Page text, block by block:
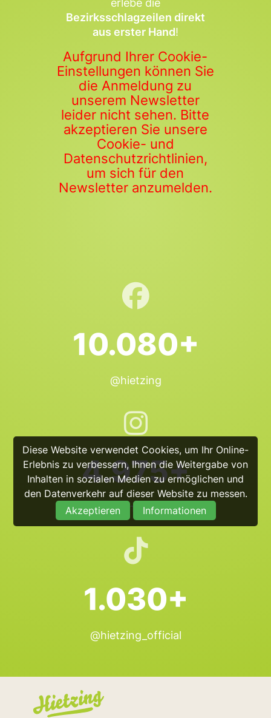
Diese Website verwendet Cookies, um Ihr Online-
Erlebnis zu verbessern, Ihnen die Weitergabe von
Inhalten in sozialen Medien zu ermöglichen und
den Datenverkehr auf dieser Website zu messen.
Akzeptieren
Informationen
erlebe die
Bezirksschlagzeilen direkt
aus erster Hand!
Aufgrund Ihrer Cookie-
Einstellungen können Sie
die Anmeldung zu
unserem Newsletter
leider nicht sehen. Bitte
akzeptieren Sie unsere
Cookie- und
Datenschutzrichtlinien,
um sich für den
Newsletter anzumelden.
10.080+
@hietzing
4.975+
@hietzing_official
1.030+
@hietzing_official